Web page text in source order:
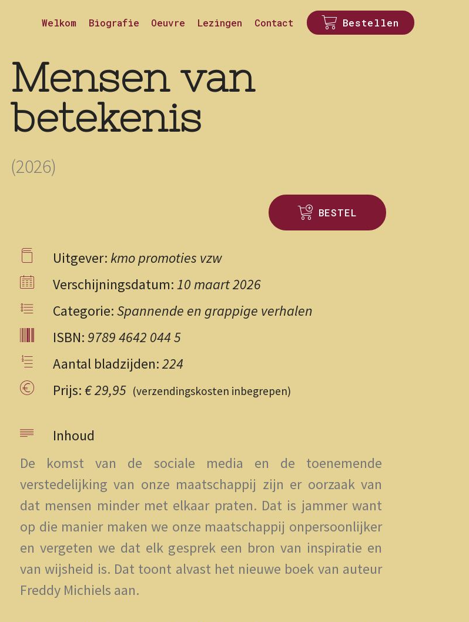
Welkom Biografie Oeuvre Lezingen Contact Bestellen
Mensen van
betekenis
(2026)
BESTEL
Uitgever:kmo promoties vzw
Verschijningsdatum:10 maart 2026
Categorie:Spannende en grappige verhalen
ISBN:9789 4642 044 5
Aantal bladzijden:224
Prijs:€ 29,95 (verzendingskosten inbegrepen)
Inhoud
De komst van de sociale media en de toenemende
verstedelijking van onze maatschappij zijn er oorzaak van
dat mensen minder met elkaar praten. Dat is jammer want
op die manier maken we onze maatschappij onpersoonlijker
en vergeten we dat elk gesprek een bron van inspiratie en
van wijsheid is. Dat toont alvast het nieuwe boek van auteur
Freddy Michiels aan.